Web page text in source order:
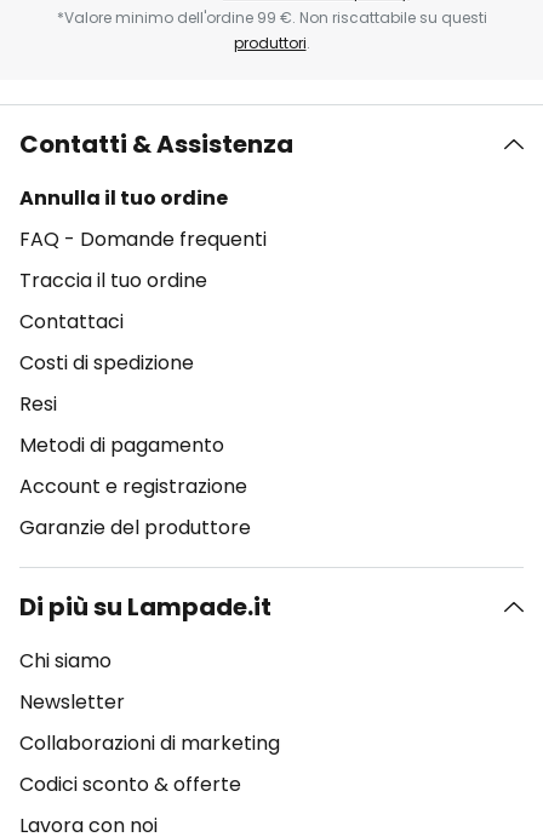
*Valore minimo dell'ordine 99 €. Non riscattabile su questi
produttori.
Contatti & Assistenza
Annulla il tuo ordine
FAQ - Domande frequenti
Traccia il tuo ordine
Contattaci
Costi di spedizione
Resi
Metodi di pagamento
Account e registrazione
Garanzie del produttore
Di più su Lampade.it
Chi siamo
Newsletter
Collaborazioni di marketing
Codici sconto & offerte
Lavora con noi